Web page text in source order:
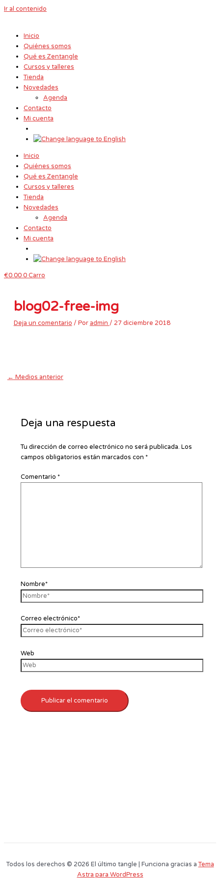
Ir al contenido
Inicio
Quiénes somos
Qué es Zentangle
Cursos y talleres
Tienda
Novedades
Agenda
Contacto
Mi cuenta
Inicio
Quiénes somos
Qué es Zentangle
Cursos y talleres
Tienda
Novedades
Agenda
Contacto
Mi cuenta
€0.000Carro
blog02-free-img
Deja un comentario / Por admin / 27 diciembre 2018
← Medios anterior
Deja una respuesta
Tu dirección de correo electrónico no será publicada. Los
campos obligatorios están marcados con *
Comentario *
Nombre*
Correo electrónico*
Web
Todos los derechos © 2026 El último tangle | Funciona gracias aTema
Astra para WordPress